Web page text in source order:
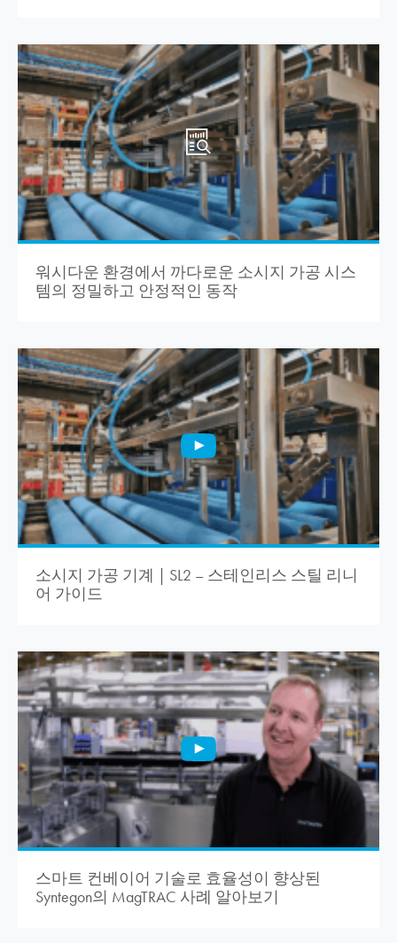
워시다운 환경에서 까다로운 소시지 가공 시스
템의 정밀하고 안정적인 동작
소시지 가공 기계 | SL2 – 스테인리스 스틸 리니
어 가이드
스마트 컨베이어 기술로 효율성이 향상된
Syntegon의 MagTRAC 사례 알아보기